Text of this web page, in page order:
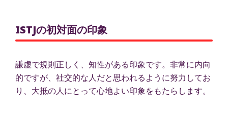
ISTJの初対面の印象
謙虚で規則正しく、知性がある印象です。非常に内向
的ですが、社交的な人だと思われるように努力してお
り、大抵の人にとって心地よい印象をもたらします。